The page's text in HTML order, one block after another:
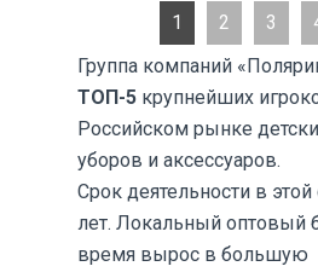
1 2 3
Группа компаний
ТОП-5 крупнейших
Российском рынке
уборов и аксессуаров.
Срок деятельности в
лет. Локальный оптовый
время вырос в большую